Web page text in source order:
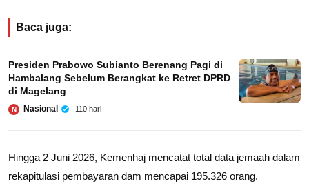
Baca juga:
Presiden Prabowo Subianto Berenang Pagi di
Hambalang Sebelum Berangkat ke Retret DPRD
di Magelang
N Nasional 110 hari
Hingga 2 Juni 2026, Kemenhaj mencatat total data jemaah dalam
rekapitulasi pembayaran dam mencapai 195.326 orang.